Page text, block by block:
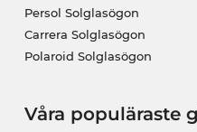
Persol Solglasögon
Carrera Solglasögon
Polaroid Solglasögon
Våra populäraste